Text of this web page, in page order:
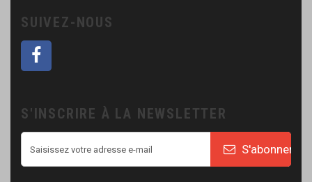
SUIVEZ-NOUS
S'INSCRIRE À LA NEWSLETTER
S'abonner